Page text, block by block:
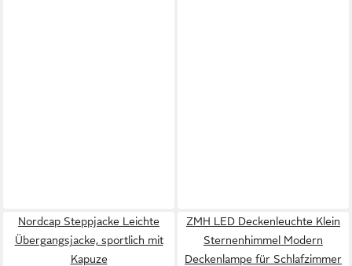
Nordcap Steppjacke Leichte
Übergangsjacke, sportlich mit
Kapuze
ZMH LED Deckenleuchte Klein
Sternenhimmel Modern
Deckenlampe für Schlafzimmer